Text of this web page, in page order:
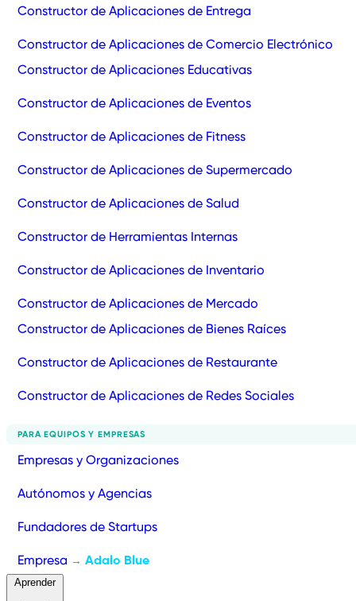
Constructor de Aplicaciones de Entrega
Constructor de Aplicaciones de Comercio Electrónico
Constructor de Aplicaciones Educativas
Constructor de Aplicaciones de Eventos
Constructor de Aplicaciones de Fitness
Constructor de Aplicaciones de Supermercado
Constructor de Aplicaciones de Salud
Constructor de Herramientas Internas
Constructor de Aplicaciones de Inventario
Constructor de Aplicaciones de Mercado
Constructor de Aplicaciones de Bienes Raíces
Constructor de Aplicaciones de Restaurante
Constructor de Aplicaciones de Redes Sociales
PARA EQUIPOS Y EMPRESAS
Empresas y Organizaciones
Autónomos y Agencias
Fundadores de Startups
Empresa → Adalo Blue
Aprender